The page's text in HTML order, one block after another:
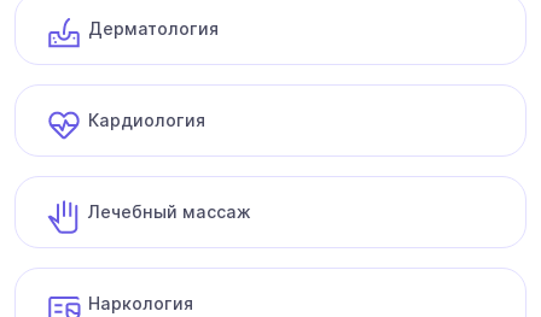
Дерматология
Кардиология
Лечебный массаж
Наркология